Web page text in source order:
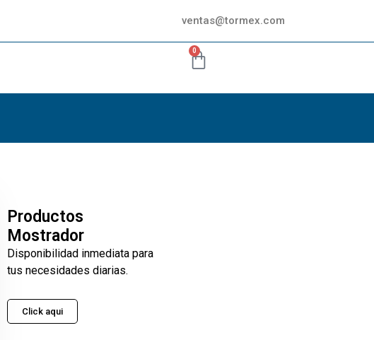
ventas@tormex.com
0
Productos
Mostrador
Disponibilidad inmediata para
tus necesidades diarias.
Click aqui